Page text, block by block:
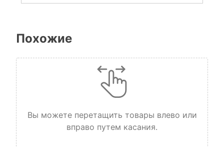
Похожие
Вы можете перетащить товары влево или
вправо путем касания.